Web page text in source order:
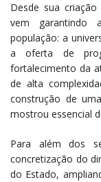
Desde sua
vem garantindo
população: a
a oferta de
fortalecimento da
de alta
construção de
mostrou essencial
Para além dos
concretização do
do Estado,